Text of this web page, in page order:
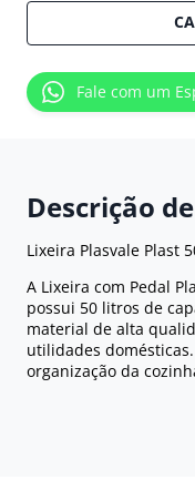
Fale com um
Descrição
Lixeira Plasvale Plast
A Lixeira com Pedal
possui 50 litros de
material de alta
utilidades
organização da